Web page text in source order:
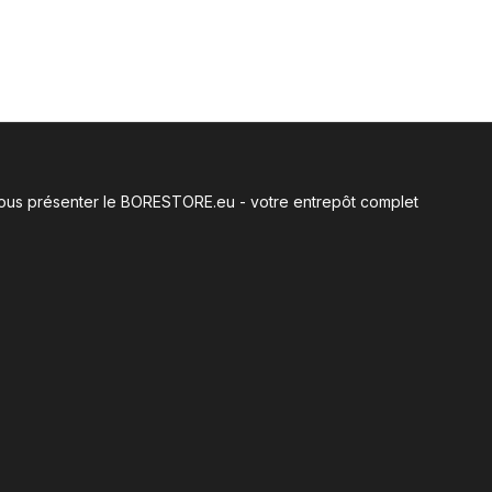
présenter le BORESTORE.eu - votre entrepôt complet